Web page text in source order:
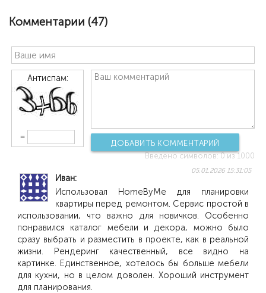
Комментарии (47)
Антиспам:
=
ДОБАВИТЬ КОММЕНТАРИЙ
Введено символов:0из 1000
Иван
05.01.2026 15:31:05
Использовал HomeByMe для планировки
квартиры перед ремонтом. Сервис простой в
использовании, что важно для новичков. Особенно
понравился каталог мебели и декора, можно было
сразу выбрать и разместить в проекте, как в реальной
жизни. Рендеринг качественный, все видно на
картинке. Единственное, хотелось бы больше мебели
для кухни, но в целом доволен. Хороший инструмент
для планирования.